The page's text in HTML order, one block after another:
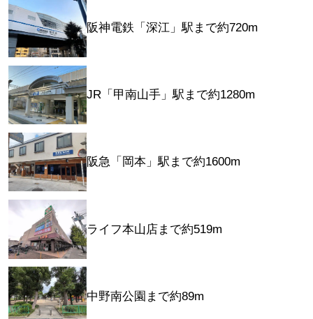
阪神電鉄「深江」駅まで約720m
JR「甲南山手」駅まで約1280m
阪急「岡本」駅まで約1600m
ライフ本山店まで約519m
中野南公園まで約89m